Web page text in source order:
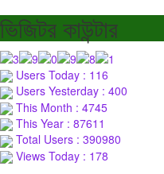
ভিজিটর কাউন্টার
Users Today : 116
Users Yesterday : 400
This Month : 4745
This Year : 87611
Total Users : 390980
Views Today : 178